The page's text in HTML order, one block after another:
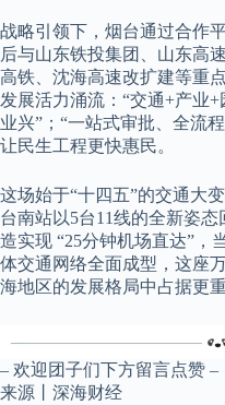
战略引领下，烟台通过合作
后与山东铁投集团、山东高
高铁、沈海高速改扩建等重
发展活力涌流：“交通+产业
业兴”；“一站式审批、全流
让民生工程更快惠民。
这场始于“十四五”的交通大
台南站以5台11线的全新姿
造实现 “25分钟机场直达”，
体交通网络全面成型，这座
海地区的发展格局中占据更
– 欢迎团子们下方留言点赞 –
来源丨深海财经